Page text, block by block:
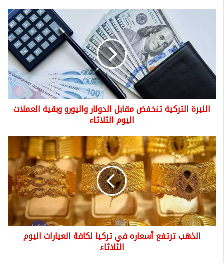
الدولار
واليورو
وبقية
العملات
اليوم
الثلاثاء
الليرة التركية تنخفض مقابل الدولار واليورو وبقية العملات
اليوم الثلاثاء
الذهب
ترتفع
أسعاره
في
تركيا
لكافة
العيارات
اليوم
الثلاثاء
الذهب ترتفع أسعاره في تركيا لكافة العيارات اليوم
الثلاثاء